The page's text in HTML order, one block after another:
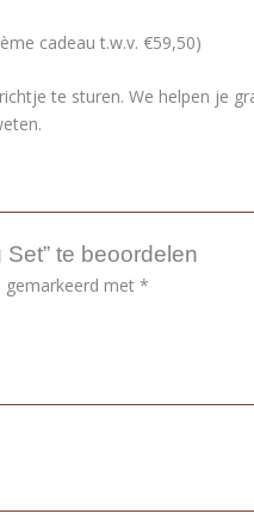
cadeau t.w.v. €59,50)
te sturen. We helpen je
te beoordelen
gemarkeerd met*